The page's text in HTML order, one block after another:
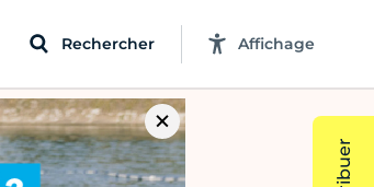
Rechercher Affichage